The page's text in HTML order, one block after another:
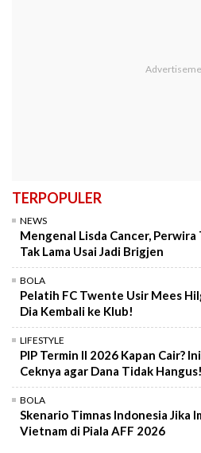
TERPOPULER
NEWS
Mengenal Lisda Cancer,
Tak Lama Usai Jadi Brigjen
BOLA
Pelatih FC Twente Usir Mees
Dia Kembali ke Klub!
LIFESTYLE
PIP Termin II 2026 Kapan Cair?
Ceknya agar Dana Tidak Hangus!
BOLA
Skenario Timnas Indonesia Jika
Vietnam di Piala AFF 2026